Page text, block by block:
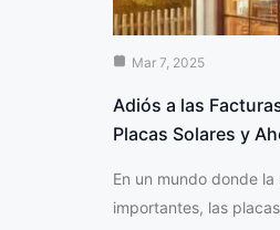
Mar 7, 2025
Adiós a las
Placas Solares y
En un mundo donde
importantes, las